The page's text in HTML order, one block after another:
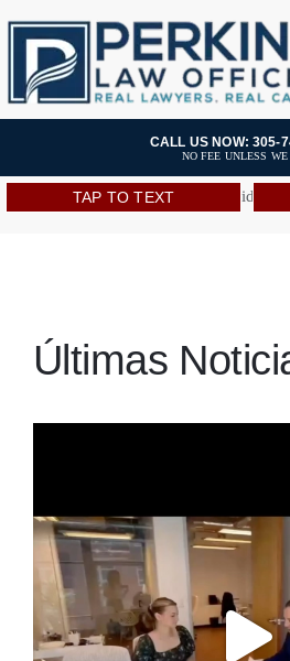
Open toolbar
Skip
content
Areas de Practica
Equipo
Recursos
CALL US NOW: 305-
NO FEE UNLESS
[wpml_language_selector_widget]
TAP TO TEXT
Últimas